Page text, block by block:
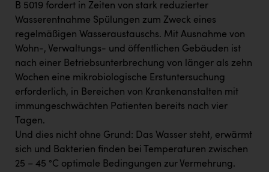
B 5019 fordert in Zeiten von stark reduzierter
Wasserentnahme Spülungen zum Zweck eines
regelmäßigen Wasseraustauschs. Mit Ausnahme von
Wohn-, Verwaltungs- und öffentlichen Gebäuden ist
nach einer Betriebsunterbrechung von länger als zehn
Wochen eine mikrobiologische Erstuntersuchung
erforderlich, in Bereichen von Krankenanstalten mit
immungeschwächten Patienten bereits nach vier
Tagen.
Und dies nicht ohne Grund: Das Wasser steht, erwärmt
sich und Bakterien finden bei Temperaturen zwischen
25 – 45 °C optimale Bedingungen zur Vermehrung.